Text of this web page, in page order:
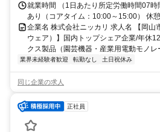
就業時間 （1日あたり所定労働時間07
あり（コアタイム：10:00～15:00） 休
企業名 株式会社ニッカリ 求人名 【岡山
ウェア）】国内トップシェア企業/年休
クス製品（園芸機器・産業用電動モノ
業界未経験者歓迎 転勤なし 土日祝休み
同じ企業の求人
正社員